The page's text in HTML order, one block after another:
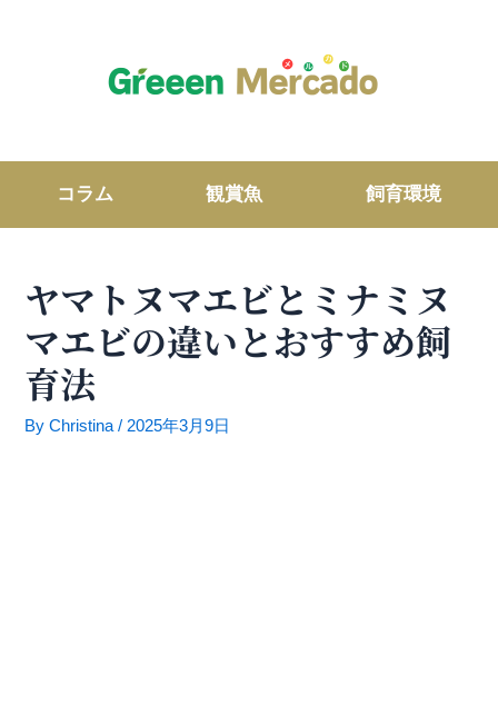
コラム 観賞魚 飼育環境
ヤマトヌマエビとミナミヌ
マエビの違いとおすすめ飼
育法
ByChristina/ 2025年3月9日